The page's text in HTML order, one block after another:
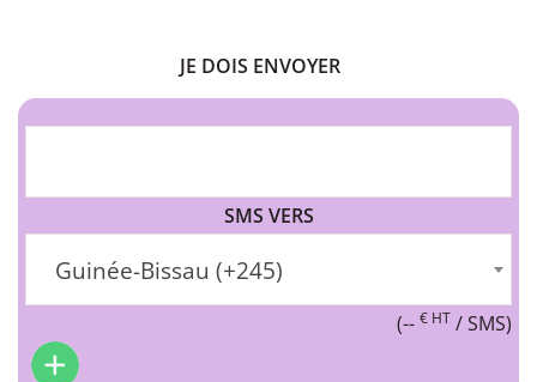
JE DOIS ENVOYER
SMS VERS
Guinée-Bissau (+245)
(-- € HT / SMS)